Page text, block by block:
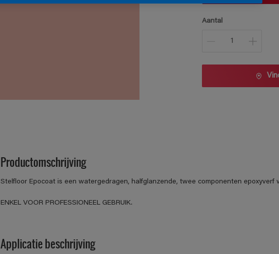
Aantal
Productomschrijving
Stelfloor Epocoat is een watergedragen, halfglanzende, twee componenten epoxyverf
ENKEL VOOR PROFESSIONEEL GEBRUIK.
Applicatie beschrijving